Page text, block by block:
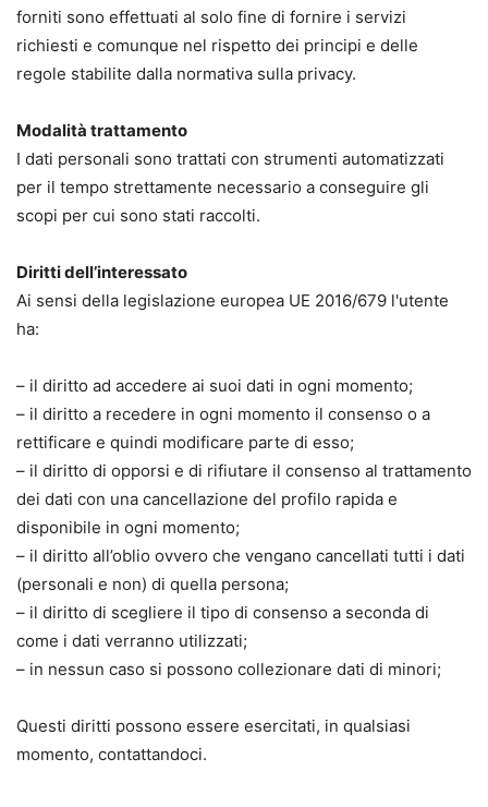
forniti sono effettuati al solo fine di fornire i servizi
richiesti e comunque nel rispetto dei principi e delle
regole stabilite dalla normativa sulla privacy.
Modalità trattamento
I dati personali sono trattati con strumenti automatizzati
per il tempo strettamente necessario a conseguire gli
scopi per cui sono stati raccolti.
Diritti dell’interessato
Ai sensi della legislazione europea UE 2016/679 l'utente
ha:
– il diritto ad accedere ai suoi dati in ogni momento;
– il diritto a recedere in ogni momento il consenso o a
rettificare e quindi modificare parte di esso;
– il diritto di opporsi e di rifiutare il consenso al trattamento
dei dati con una cancellazione del profilo rapida e
disponibile in ogni momento;
– il diritto all’oblio ovvero che vengano cancellati tutti i dati
(personali e non) di quella persona;
– il diritto di scegliere il tipo di consenso a seconda di
come i dati verranno utilizzati;
– in nessun caso si possono collezionare dati di minori;
Questi diritti possono essere esercitati, in qualsiasi
momento, contattandoci.